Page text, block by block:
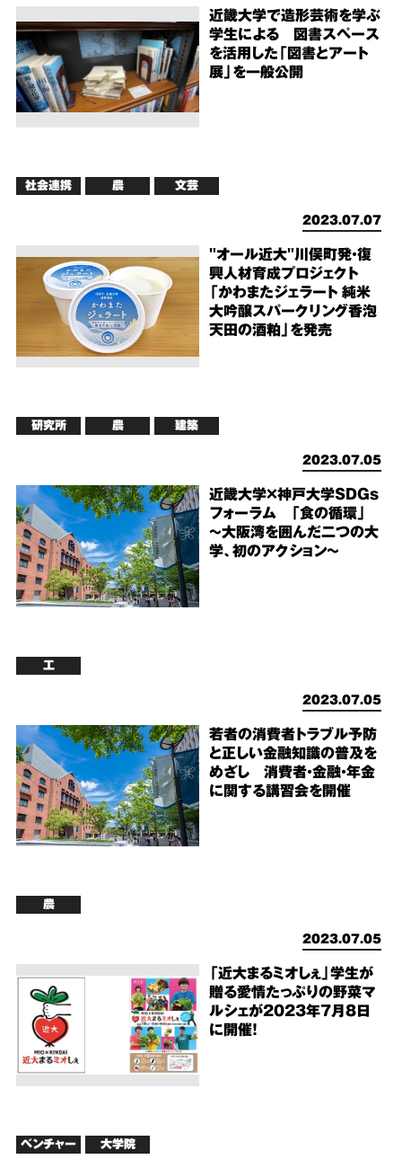
近畿大学で造形芸術を学ぶ
学生による 図書スペース
を活用した「図書とアート
展」を一般公開
社会連携 農 文芸
2023.07.07
"オール近大"川俣町発・復
興人材育成プロジェクト
「かわまたジェラート 純米
大吟醸スパークリング香泡
天田の酒粕」を発売
研究所 農 建築
2023.07.05
近畿大学×神戸大学SDGs
フォーラム 「食の循環」
～大阪湾を囲んだ二つの大
学、初のアクション～
工
2023.07.05
若者の消費者トラブル予防
と正しい金融知識の普及を
めざし 消費者・金融・年金
に関する講習会を開催
農
2023.07.05
「近大まるミオしぇ」学生が
贈る愛情たっぷりの野菜マ
ルシェが2023年7月8日
に開催！
ベンチャー 大学院